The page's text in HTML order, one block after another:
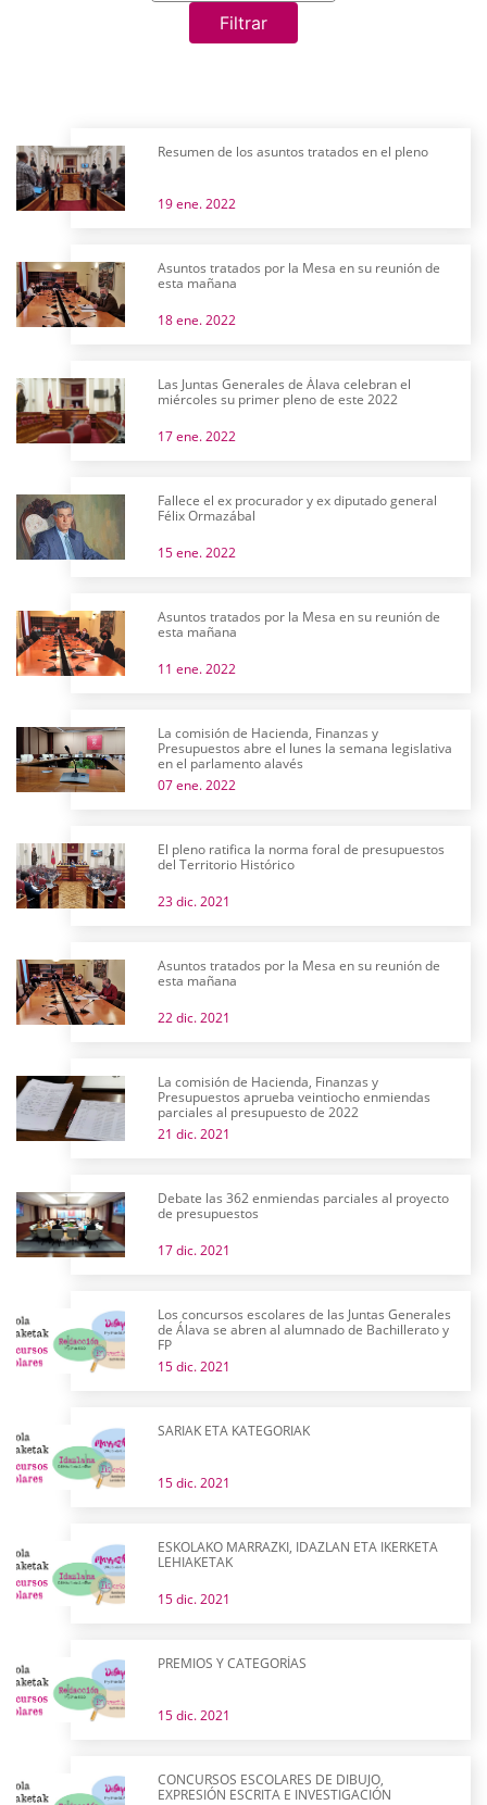
Filtrar
Resumen de los asuntos tratados en el pleno
19 ene. 2022
Asuntos tratados por la Mesa en su reunión de
esta mañana
18 ene. 2022
Las Juntas Generales de Álava celebran el
miércoles su primer pleno de este 2022
17 ene. 2022
Fallece el ex procurador y ex diputado general
Félix Ormazábal
15 ene. 2022
Asuntos tratados por la Mesa en su reunión de
esta mañana
11 ene. 2022
La comisión de Hacienda, Finanzas y
Presupuestos abre el lunes la semana legislativa
en el parlamento alavés
07 ene. 2022
El pleno ratifica la norma foral de presupuestos
del Territorio Histórico
23 dic. 2021
Asuntos tratados por la Mesa en su reunión de
esta mañana
22 dic. 2021
La comisión de Hacienda, Finanzas y
Presupuestos aprueba veintiocho enmiendas
parciales al presupuesto de 2022
21 dic. 2021
Debate las 362 enmiendas parciales al proyecto
de presupuestos
17 dic. 2021
Los concursos escolares de las Juntas Generales
de Álava se abren al alumnado de Bachillerato y
FP
15 dic. 2021
SARIAK ETA KATEGORIAK
15 dic. 2021
ESKOLAKO MARRAZKI, IDAZLAN ETA IKERKETA
LEHIAKETAK
15 dic. 2021
PREMIOS Y CATEGORÍAS
15 dic. 2021
CONCURSOS ESCOLARES DE DIBUJO,
EXPRESIÓN ESCRITA E INVESTIGACIÓN